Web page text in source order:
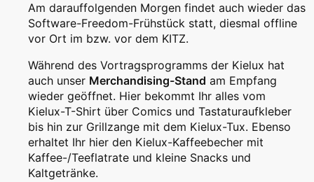
Am darauffolgenden Morgen findet auch wieder das
Software-Freedom-Frühstück statt, diesmal offline
vor Ort im bzw. vor dem KITZ.
Während des Vortragsprogramms der Kielux hat
auch unser Merchandising-Stand am Empfang
wieder geöffnet. Hier bekommt Ihr alles vom
Kielux-T-Shirt über Comics und Tastaturaufkleber
bis hin zur Grillzange mit dem Kielux-Tux. Ebenso
erhaltet Ihr hier den Kielux-Kaffeebecher mit
Kaffee-/Teeflatrate und kleine Snacks und
Kaltgetränke.